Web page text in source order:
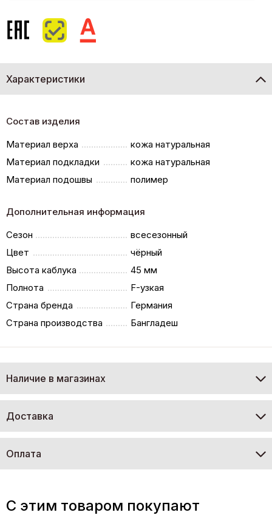
Характеристики
Состав изделия
Материал верха
кожа натуральная
Материал подкладки
кожа натуральная
Материал подошвы
полимер
Дополнительная информация
Сезон
всесезонный
Цвет
чёрный
Высота каблука
45 мм
Полнота
F-узкая
Страна бренда
Германия
Страна производства
Бангладеш
Наличие в магазинах
Доставка
Оплата
C этим товаром покупают